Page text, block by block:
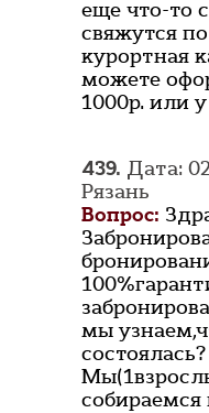
еще что-то
свяжутся
курортная
можете
1000р. или
439. Дата:
Рязань
Вопрос:
мы
состоялась?